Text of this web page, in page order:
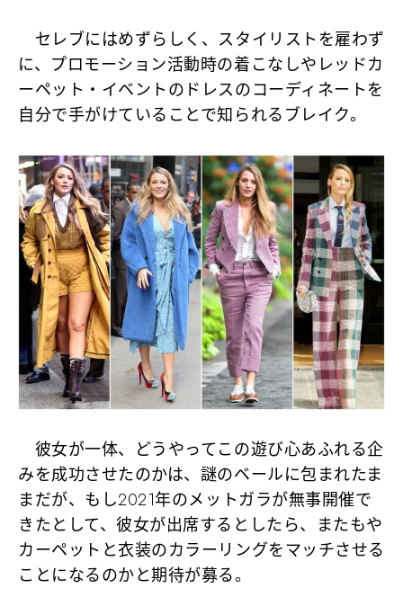
セレブにはめずらしく、スタイリストを雇わず
に、プロモーション活動時の着こなしやレッドカ
ーペット・イベントのドレスのコーディネートを
自分で手がけていることで知られるブレイク。
彼女が一体、どうやってこの遊び心あふれる企
みを成功させたのかは、謎のベールに包まれたま
まだが、もし2021年のメットガラが無事開催で
きたとして、彼女が出席するとしたら、またもや
カーペットと衣装のカラーリングをマッチさせる
ことになるのかと期待が募る。